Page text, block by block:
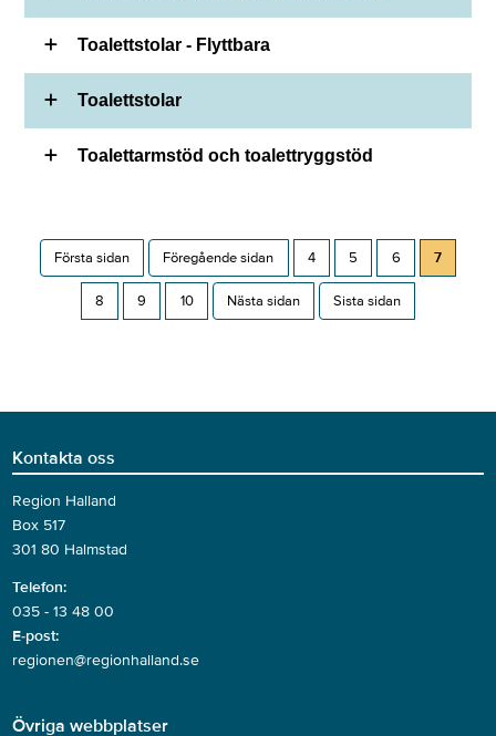
Toalettstolar - Flyttbara
Toalettstolar
Toalettarmstöd och toalettryggstöd
Första sidan Föregående sidan 4 5 6 7
8 9 10 Nästa sidan Sista sidan
Kontakta oss
Region Halland
Box 517
301 80 Halmstad
Telefon:
035 - 13 48 00
E-post:
regionen@regionhalland.se
Övriga webbplatser